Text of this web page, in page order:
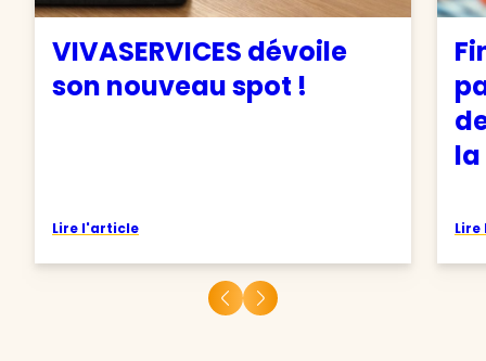
VIVASERVICES dévoile
son nouveau spot !
Lire l'article
la